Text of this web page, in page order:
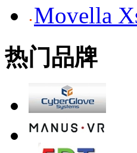
Movella
热门品牌